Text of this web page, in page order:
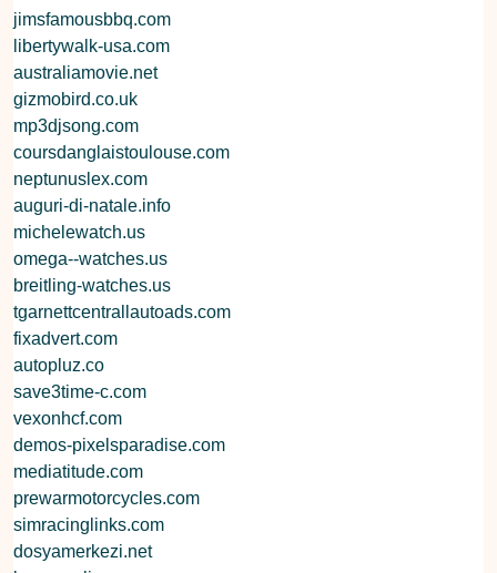
jimsfamousbbq.com
libertywalk-usa.com
australiamovie.net
gizmobird.co.uk
mp3djsong.com
coursdanglaistoulouse.com
neptunuslex.com
auguri-di-natale.info
michelewatch.us
omega--watches.us
breitling-watches.us
tgarnettcentrallautoads.com
fixadvert.com
autopluz.co
save3time-c.com
vexonhcf.com
demos-pixelsparadise.com
mediatitude.com
prewarmotorcycles.com
simracinglinks.com
dosyamerkezi.net